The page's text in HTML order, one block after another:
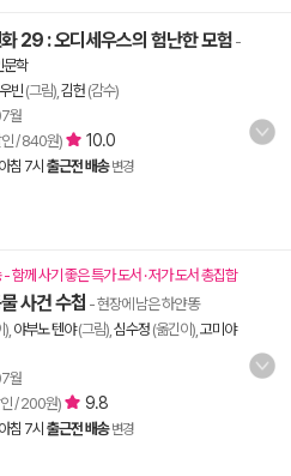
29 : 오디세우스의 험난한 모험 -
문학
빈 (그림), 김헌 (감수)
월
/ 840원) 10.0
침 7시 출근전 배송 변경
함께 사기 좋은 특가 도서 · 저가 도서 총집합
사건 수첩 - 현장에 남은 하얀 똥
야부노 텐야(그림), 심수정 (옮긴이), 고미야
월
/ 200원) 9.8
침 7시 출근전 배송 변경